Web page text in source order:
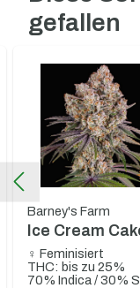
gefallen
Barney's Farm
Ice Cream
♀ Feminisiert
THC: bis zu 25%
70% Indica / 30%